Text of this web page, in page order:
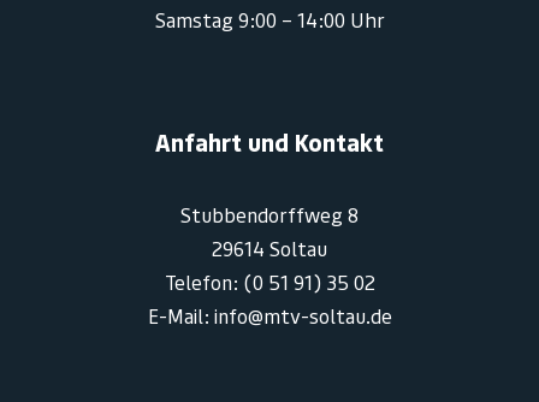
Samstag 9:00 – 14:00 Uhr
Anfahrt und Kontakt
Stubbendorffweg 8
29614 Soltau
Telefon: (0 51 91) 35 02
E-Mail: info@mtv-soltau.de